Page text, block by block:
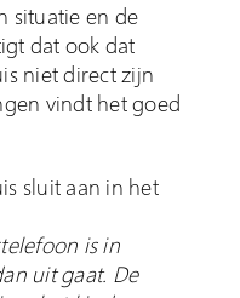
situatie en de
dat ook dat
niet direct zijn
vindt het goed
sluit aan in het
is in
uit gaat. De